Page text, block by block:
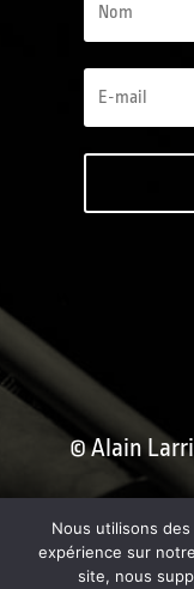
© Alain
Nous utilisons
expérience sur
site, nous